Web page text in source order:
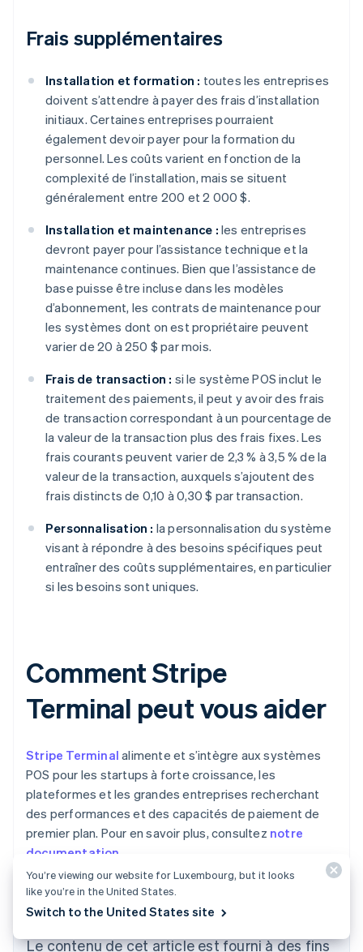
Frais supplémentaires
Installation et formation : toutes les entreprises
doivent s’attendre à payer des frais d’installation
initiaux. Certaines entreprises pourraient
également devoir payer pour la formation du
personnel. Les coûts varient en fonction de la
complexité de l’installation, mais se situent
généralement entre 200 et 2 000 $.
Installation et maintenance : les entreprises
devront payer pour l’assistance technique et la
maintenance continues. Bien que l’assistance de
base puisse être incluse dans les modèles
d’abonnement, les contrats de maintenance pour
les systèmes dont on est propriétaire peuvent
varier de 20 à 250 $ par mois.
Frais de transaction : si le système POS inclut le
traitement des paiements, il peut y avoir des frais
de transaction correspondant à un pourcentage de
la valeur de la transaction plus des frais fixes. Les
frais courants peuvent varier de 2,3 % à 3,5 % de la
valeur de la transaction, auxquels s’ajoutent des
frais distincts de 0,10 à 0,30 $ par transaction.
Personnalisation : la personnalisation du système
visant à répondre à des besoins spécifiques peut
entraîner des coûts supplémentaires, en particulier
si les besoins sont uniques.
Comment Stripe
Terminal peut vous aider
Stripe Terminal alimente et s’intègre aux systèmes
POS pour les startups à forte croissance, les
plateformes et les grandes entreprises recherchant
des performances et des capacités de paiement de
premier plan. Pour en savoir plus, consultez notre
documentation
Le contenu de cet article est fourni à des fins
Allemagne
Australie
You’re viewing our website for Luxembourg, but it looks
like you’re in the United States.
Switch to the United States site